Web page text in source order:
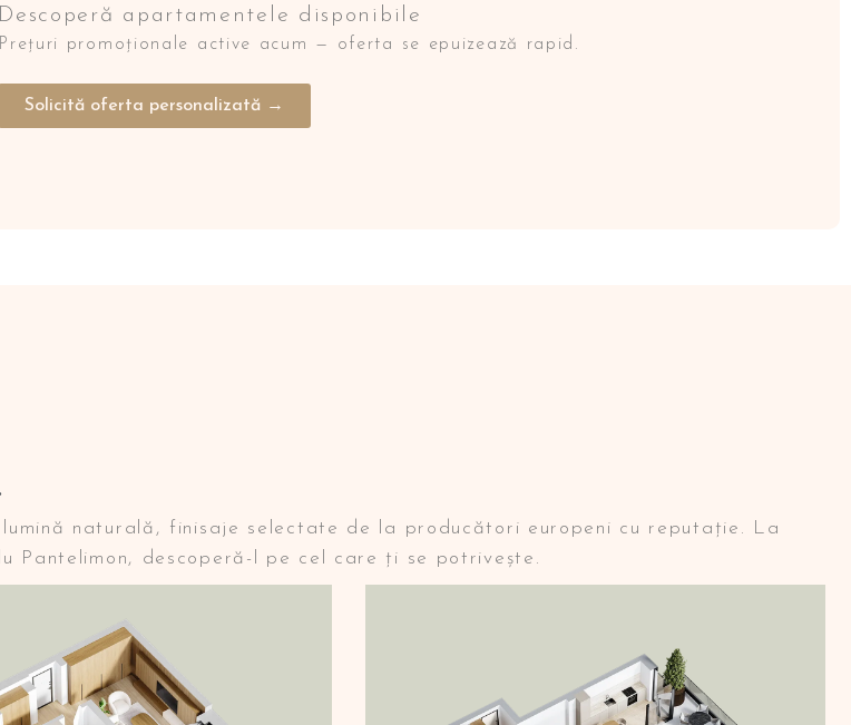
Descoperă apartamentele disponibile
Prețuri promoționale active acum — oferta se epuizează rapid.
Solicită oferta personalizată →
naturală, finisaje selectate de la producători europeni cu reputație. La
Pantelimon, descoperă-l pe cel care ți se potrivește.